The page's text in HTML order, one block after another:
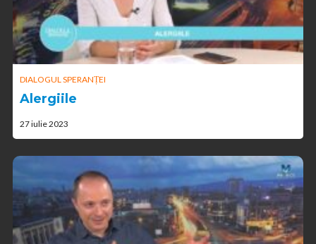
DIALOGUL SPERANȚEI
Alergiile
27 iulie 2023